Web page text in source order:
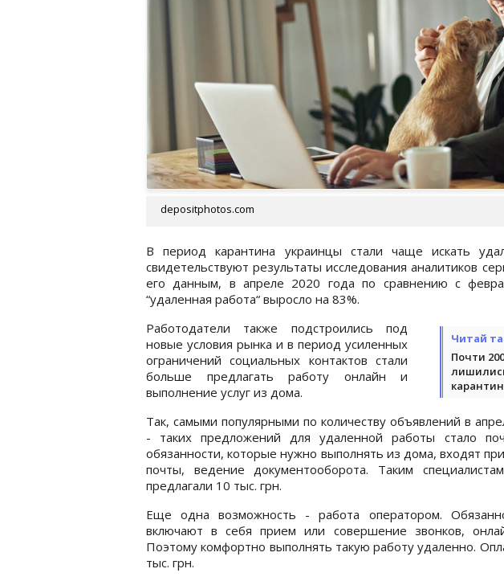
depositphotos.com
В период карантина украинцы стали чаще искать
свидетельствуют результаты исследования аналитиков
его данным, в апреле 2020 года по сравнению с
“удаленная работа“ выросло на 83%.
Читай
Почти
Работодатели также подстроились под
новые условия рынка и в период усиленных
ограничений социальных контактов стали
больше предлагать работу онлайн и
выполнение услуг из дома.
Так, самыми популярными по количеству объявлений в
- таких предложений для удаленной работы стало
обязанности, которые нужно выполнять из дома, входят
почты, ведение документооборота. Таким
предлагали 10 тыс. грн.
Еще одна возможность - работа оператором.
включают в себя прием или совершение звонков,
Поэтому комфортно выполнять такую работу удаленно.
тыс. грн.